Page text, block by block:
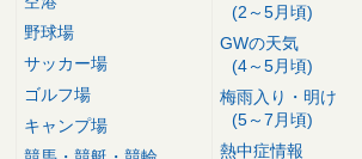
野球場
サッカー場
ゴルフ場
キャンプ場
(2～5月頃)
GWの天気
(4～5月頃)
梅雨入り・明け
(5～7月頃)
熱中症情報